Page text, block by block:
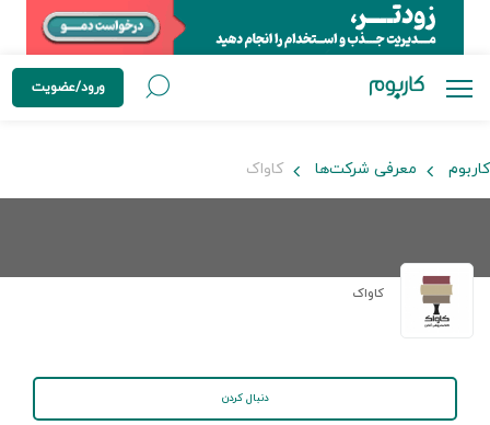
ورود/عضویت
کاربوم معرفی شرکت‌ها کاواک
کاواک
دنبال کردن